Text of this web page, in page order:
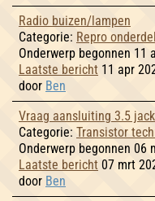
Radio buizen/lampen
Categorie: Repro
Onderwerp begonnen 11
Laatste bericht 11 apr
door Ben
Vraag aansluiting 3.5
Categorie: Transistor
Onderwerp begonnen 06
Laatste bericht 07 mrt
door Ben